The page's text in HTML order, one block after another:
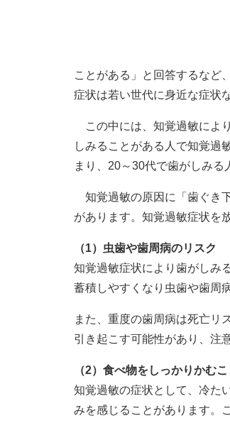
ことがある」と回答するなど
症状は若い世代に身近な症状
この中には、知覚過敏によ
しみることがある人で知覚過
まり、20～30代で歯がしみる
知覚過敏の原因に「歯ぐき
があります。知覚過敏症状を
（1）虫歯や歯周病のリスク
知覚過敏症状により歯がしみ
蓄積しやすくなり虫歯や歯周
また、重度の歯周病は死亡リ
引き起こす可能性があり、注
（2）食べ物をしっかりかむ
知覚過敏の症状として、冷た
みを感じることがあります。